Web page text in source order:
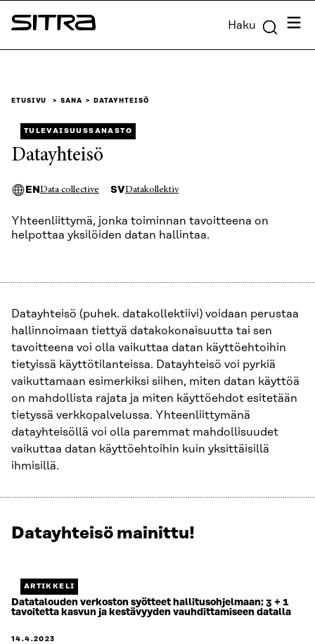
Siirry
suoraan
Sitra Haku
ETUSIVU SANA DATAYHTEISÖ
TULEVAISUUSSANASTO
Datayhteisö
EN Data collective SVDatakollektiv
Yhteenliittymä, jonka toiminnan tavoitteena on
helpottaa yksilöiden datan hallintaa.
Datayhteisö (puhek. datakollektiivi) voidaan perustaa
hallinnoimaan tiettyä datakokonaisuutta tai sen
tavoitteena voi olla vaikuttaa datan käyttöehtoihin
tietyissä käyttötilanteissa. Datayhteisö voi pyrkiä
vaikuttamaan esimerkiksi siihen, miten datan käyttöä
on mahdollista rajata ja miten käyttöehdot esitetään
tietyssä verkkopalvelussa. Yhteenliittymänä
datayhteisöllä voi olla paremmat mahdollisuudet
vaikuttaa datan käyttöehtoihin kuin yksittäisillä
ihmisillä.
Datayhteisö mainittu!
ARTIKKELI
Datatalouden verkoston syötteet hallitusohjelmaan: 3 + 1
tavoitetta kasvun ja kestävyyden vauhdittamiseen datalla
14.4.2023
Näytetään
Jäljellä
0.